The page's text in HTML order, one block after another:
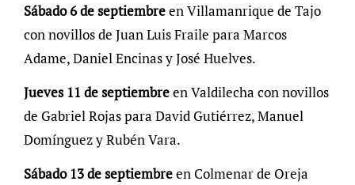
Sábado 6 de septiembreen Villamanrique de Tajo
con novillos de Juan Luis Fraile para Marcos
Adame, Daniel Encinas y José Huelves.
Jueves 11 de septiembreen Valdilecha con novillos
de Gabriel Rojas para David Gutiérrez, Manuel
Domínguez y Rubén Vara.
Sábado 13 de septiembreen Colmenar de Oreja